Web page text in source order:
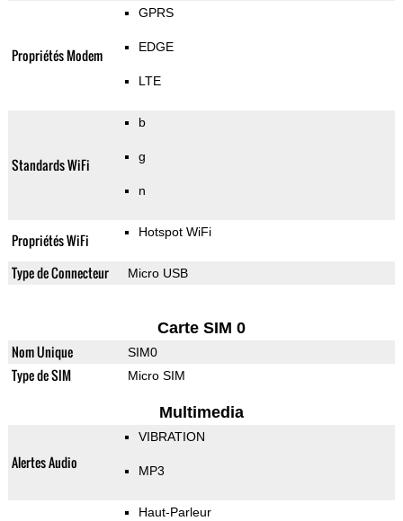
Propriétés Modem
GPRS
EDGE
LTE
Standards WiFi
b
g
n
Propriétés WiFi Hotspot WiFi
Type de Connecteur Micro USB
Carte SIM 0
Nom Unique SIM0
Type de SIM Micro SIM
Multimedia
Alertes Audio
VIBRATION
MP3
Haut-Parleur